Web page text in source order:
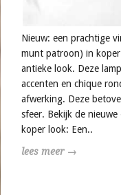
Nieuw: een prachtige
munt patroon) in
antieke look. Deze
accenten en chique
afwerking. Deze
sfeer. Bekijk de
koper look: Een..
lees meer →